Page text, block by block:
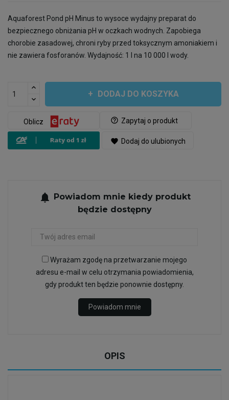
Aquaforest Pond pH Minus to wysoce wydajny preparat do
bezpiecznego obniżania pH w oczkach wodnych. Zapobiega
chorobie zasadowej, chroni ryby przed toksycznym amoniakiem i
nie zawiera fosforanów. Wydajność: 1 l na 10 000 l wody.
DODAJ DO KOSZYKA
help_outline Zapytaj o produkt
Oblicz
favorite Dodaj do ulubionych
notifications Powiadom mnie kiedy produkt
będzie dostępny
Wyrażam zgodę na przetwarzanie mojego
adresu e-mail w celu otrzymania powiadomienia,
gdy produkt ten będzie ponownie dostępny.
Powiadom mnie
OPIS